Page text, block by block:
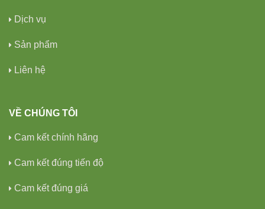
Dịch vụ
Sản phẩm
Liên hệ
VỀ CHÚNG TÔI
Cam kết chính hãng
Cam kết đúng tiến độ
Cam kết đúng giá